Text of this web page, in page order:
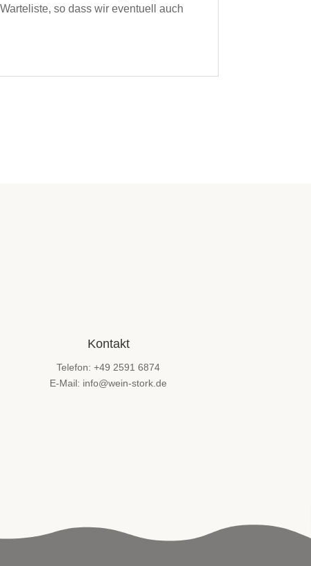
so dass wir eventuell auch
Kontakt
Telefon: +49 2591 6874
E-Mail: info@wein-stork.de